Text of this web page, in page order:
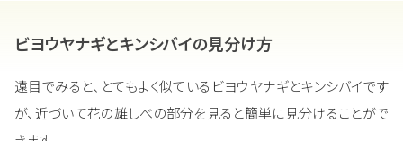
ビヨウヤナギとキンシバイの見分け方
遠目でみると、とてもよく似ているビヨウヤナギとキンシバイです
が、近づいて花の雄しべの部分を見ると簡単に見分けることがで